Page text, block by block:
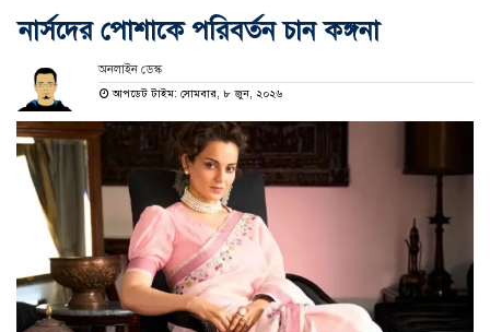
নার্সদের পোশাকে পরিবর্তন চান কঙ্গনা
অনলাইন ডেস্ক
আপডেট টাইম: সোমবার, ৮ জুন, ২০২৬